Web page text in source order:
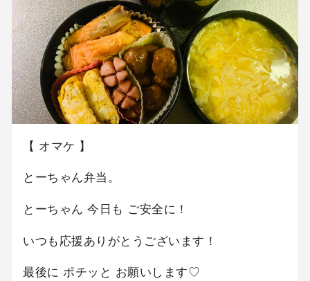
【 オマケ 】
とーちゃん弁当。
とーちゃん 今日も ご安全に！
いつも応援ありがとうございます！
最後に ポチッと お願いします♡